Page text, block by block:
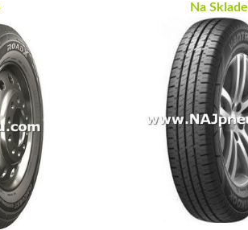
Na Sklade